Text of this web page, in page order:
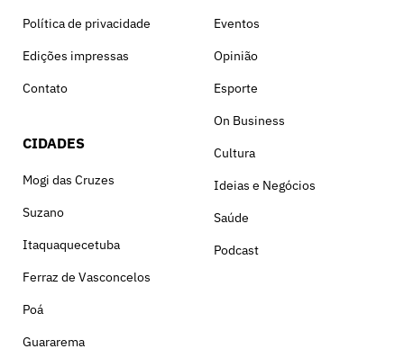
Política de privacidade
Edições impressas
Contato
CIDADES
Mogi das Cruzes
Suzano
Itaquaquecetuba
Ferraz de Vasconcelos
Poá
Guararema
Eventos
Opinião
Esporte
On Business
Cultura
Ideias e Negócios
Saúde
Podcast